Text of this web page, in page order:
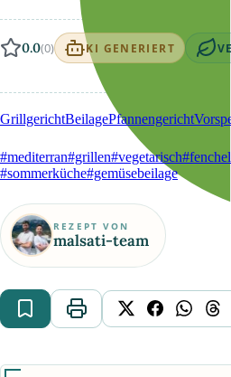
0.0(0) KI GENERIERT
GrillgerichtBeilagePfannengericht
#mediterran#grillen#vegetarisch#fenchel
#sommerküche#gemüsebeilage
REZEPT VON
malsati-team